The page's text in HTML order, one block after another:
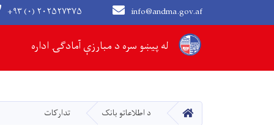
له پیښو سره د مبارزې آمادګۍ اداره
info@andma.gov.af +۹۳ (۰) ۲۰۲۵۲۷۳۷۵
Main navigation
کور د اطلاعاتو بانک تدارکات